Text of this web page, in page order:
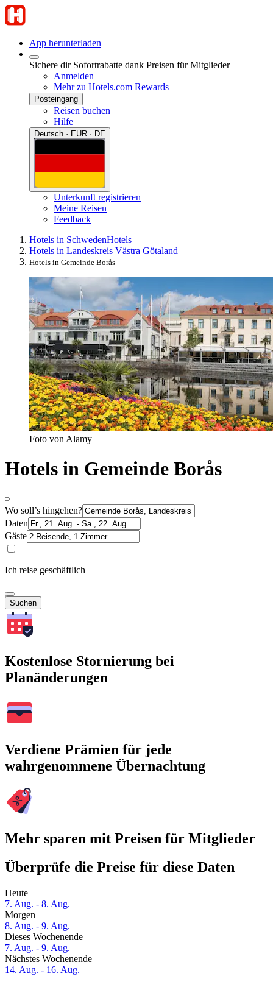
App herunterladen
Sichere dir Sofortrabatte dank Preisen für Mitglieder
Anmelden
Mehr zu Hotels.com Rewards
Posteingang
Reisen buchen
Hilfe
Deutsch · EUR · DE
Unterkunft registrieren
Meine Reisen
Feedback
Hotels in SchwedenHotels
Hotels in Landeskreis Västra Götaland
Hotels in Gemeinde Borås
Foto von Alamy
Hotels in Gemeinde Borås
Wo soll’s hingehen?
Daten
Gäste
Ich reise geschäftlich
Suchen
Kostenlose Stornierung bei
Planänderungen
Verdiene Prämien für jede
wahrgenommene Übernachtung
Mehr sparen mit Preisen für Mitglieder
Überprüfe die Preise für diese Daten
Heute
7. Aug. - 8. Aug.
Morgen
8. Aug. - 9. Aug.
Dieses Wochenende
7. Aug. - 9. Aug.
Nächstes Wochenende
14. Aug. - 16. Aug.